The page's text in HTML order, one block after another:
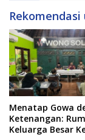
Menatap Gowa
Ketenangan:
Keluarga Besar